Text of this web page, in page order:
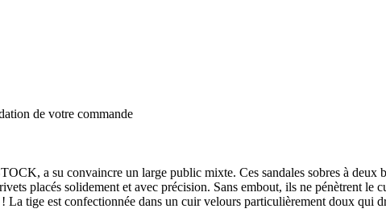
de votre commande
a su convaincre un large public mixte. Ces sandales sobres à deux
placés solidement et avec précision. Sans embout, ils ne pénètrent
tige est confectionnée dans un cuir velours particulièrement doux qui